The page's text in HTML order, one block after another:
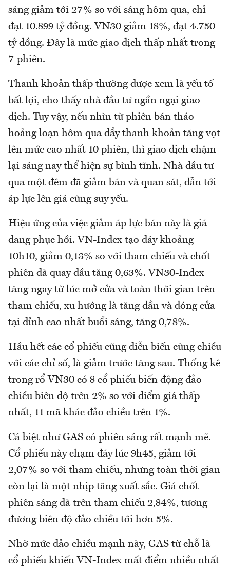
sáng giảm tới 27% so với sáng hôm qua, chỉ
đạt 10.899 tỷ đồng. VN30 giảm 18%, đạt 4.750
tỷ đồng. Đây là mức giao dịch thấp nhất trong
7 phiên.
Thanh khoản thấp thường được xem là yếu tố
bất lợi, cho thấy nhà đầu tư ngần ngại giao
dịch. Tuy vậy, nếu nhìn từ phiên bán tháo
hoảng loạn hôm qua đẩy thanh khoản tăng vọt
lên mức cao nhất 10 phiên, thì giao dịch chậm
lại sáng nay thể hiện sự bình tĩnh. Nhà đầu tư
qua một đêm đã giảm bán và quan sát, dẫn tới
áp lực lên giá cũng suy yếu.
Hiệu ứng của việc giảm áp lực bán này là giá
đang phục hồi. VN-Index tạo đáy khoảng
10h10, giảm 0,13% so với tham chiếu và chốt
phiên đã quay đầu tăng 0,63%. VN30-Index
tăng ngay từ lúc mở cửa và toàn thời gian trên
tham chiếu, xu hướng là tăng dần và đóng cửa
tại đỉnh cao nhất buổi sáng, tăng 0,78%.
Hầu hết các cổ phiếu cũng diễn biến cùng chiều
với các chỉ số, là giảm trước tăng sau. Thống kê
trong rổ VN30 có 8 cổ phiếu biến động đảo
chiều biên độ trên 2% so với điểm giá thấp
nhất, 11 mã khác đảo chiều trên 1%.
Cá biệt như GAS có phiên sáng rất mạnh mẽ.
Cổ phiếu này chạm đáy lúc 9h45, giảm tới
2,07% so với tham chiếu, nhưng toàn thời gian
còn lại là một nhịp tăng xuất sắc. Giá chốt
phiên sáng đã trên tham chiếu 2,84%, tương
đương biên độ đảo chiều tới hơn 5%.
Nhờ mức đảo chiều mạnh này, GAS từ chỗ là
cổ phiếu khiến VN-Index mất điểm nhiều nhất